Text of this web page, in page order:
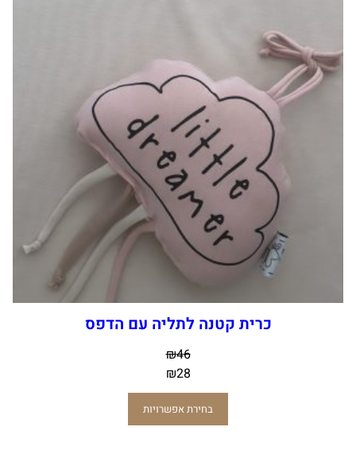
כרית קטנה לתליה עם הדפס
₪46
₪28
בחירת אפשרויות